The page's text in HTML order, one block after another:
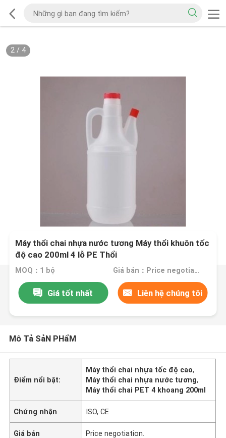
2/ 4
Máy thổi chai nhựa nước tương Máy thổi khuôn tốc
độ cao 200ml 4 lỗ PE Thổi
MOQ：1 bộ Giá bán：Price negotiation.
Giá tốt nhất Liên hệ chúng tôi
Mô Tả SảN PHẩM
Điểm nổi bật:
Máy thổi chai nhựa tốc độ cao,
Máy thổi chai nhựa nước tương,
Máy thổi chai PET 4 khoang 200ml
Chứng nhận ISO, CE
Giá bán Price negotiation.